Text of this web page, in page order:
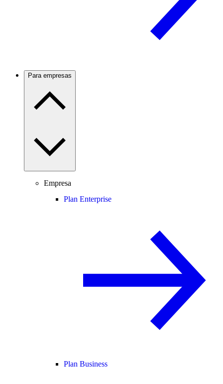
Para empresas
Empresa
Plan Enterprise
Plan Business